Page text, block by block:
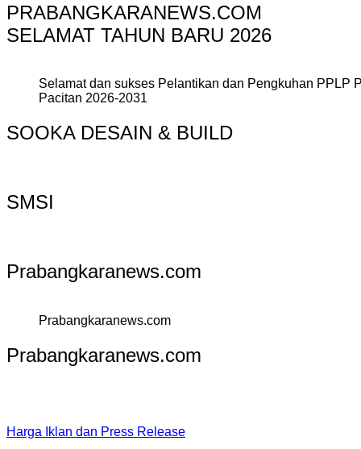
PRABANGKARANEWS.COM
SELAMAT TAHUN BARU 2026
Selamat dan sukses Pelantikan dan Pengkuhan PPLP
Pacitan 2026-2031
SOOKA DESAIN & BUILD
SMSI
Prabangkaranews.com
Prabangkaranews.com
Prabangkaranews.com
Harga Iklan dan Press Release